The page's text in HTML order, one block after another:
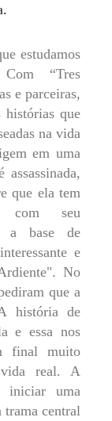
estudamos
“Tres
e parceiras,
histórias que
na vida
em uma
que ela tem
com seu
a base de
e
No
que a
história de
e essa nos
final muito
real. A
iniciar uma
trama central